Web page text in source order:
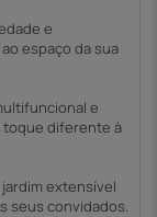
e
espaço da sua
e
toque diferente à
extensível
seus convidados.